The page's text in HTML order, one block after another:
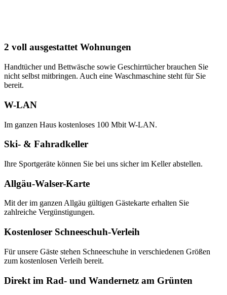
2 voll ausgestattet Wohnungen
Handtücher und Bettwäsche sowie Geschirrtücher brauchen Sie
nicht selbst mitbringen. Auch eine Waschmaschine steht für Sie
bereit.
W-LAN
Im ganzen Haus kostenloses 100 Mbit W-LAN.
Ski- & Fahradkeller
Ihre Sportgeräte können Sie bei uns sicher im Keller abstellen.
Allgäu-Walser-Karte
Mit der im ganzen Allgäu gültigen Gästekarte erhalten Sie
zahlreiche Vergünstigungen.
Kostenloser Schneeschuh-Verleih
Für unsere Gäste stehen Schneeschuhe in verschiedenen Größen
zum kostenlosen Verleih bereit.
Direkt im Rad- und Wandernetz am Grünten